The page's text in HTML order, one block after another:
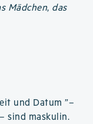
Mädchen, das
und Datum ”–
sind maskulin.